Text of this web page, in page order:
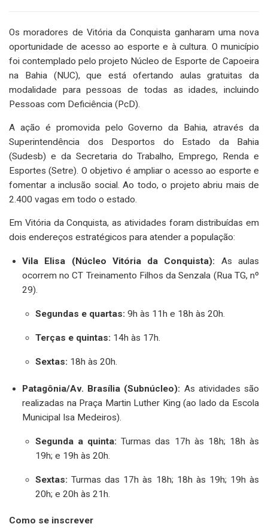
Os moradores de Vitória da Conquista ganharam uma nova
oportunidade de acesso ao esporte e à cultura. O município
foi contemplado pelo projeto Núcleo de Esporte de Capoeira
na Bahia (NUC), que está ofertando aulas gratuitas da
modalidade para pessoas de todas as idades, incluindo
Pessoas com Deficiência (PcD).
A ação é promovida pelo Governo da Bahia, através da
Superintendência dos Desportos do Estado da Bahia
(Sudesb) e da Secretaria do Trabalho, Emprego, Renda e
Esportes (Setre). O objetivo é ampliar o acesso ao esporte e
fomentar a inclusão social. Ao todo, o projeto abriu mais de
2.400 vagas em todo o estado.
Em Vitória da Conquista, as atividades foram distribuídas em
dois endereços estratégicos para atender a população:
Vila Elisa (Núcleo Vitória da Conquista): As aulas
ocorrem no CT Treinamento Filhos da Senzala (Rua TG, nº
29).
Segundas e quartas: 9h às 11h e 18h às 20h.
Terças e quintas: 14h às 17h.
Sextas: 18h às 20h.
Patagônia/Av. Brasília (Subnúcleo): As atividades são
realizadas na Praça Martin Luther King (ao lado da Escola
Municipal Isa Medeiros).
Segunda a quinta: Turmas das 17h às 18h; 18h às
19h; e 19h às 20h.
Sextas: Turmas das 17h às 18h; 18h às 19h; 19h às
20h; e 20h às 21h.
Como se inscrever